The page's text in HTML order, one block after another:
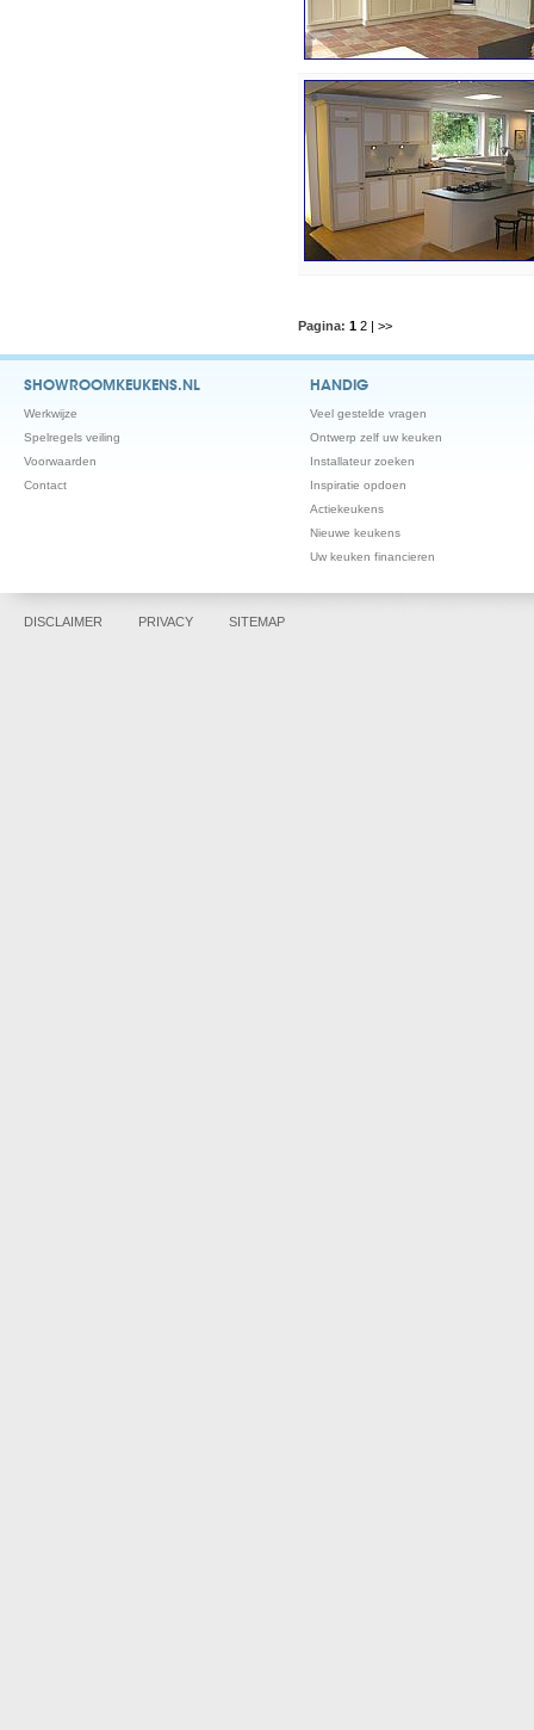
Pagina: 1 2 | >>
SHOWROOMKEUKENS.NL
Werkwijze
Spelregels veiling
Voorwaarden
Contact
HANDIG
Veel gestelde vragen
Ontwerp zelf uw keuken
Installateur zoeken
Inspiratie opdoen
Actiekeukens
Nieuwe keukens
Uw keuken financieren
DISCLAIMER PRIVACY SITEMAP